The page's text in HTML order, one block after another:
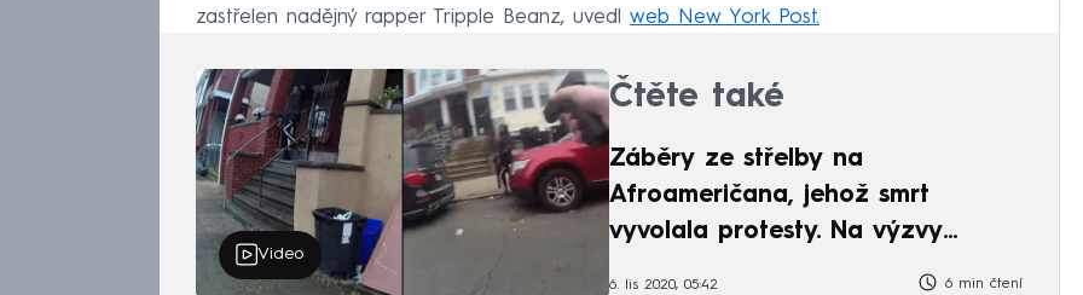
zastřelen nadějný rapper Tripple Beanz, uvedl web New York Post.
Video
Čtěte také
Záběry ze střelby na
Afroameričana, jehož smrt
vyvolala protesty. Na výzvy
6. lis 2020, 05:42 6 min čtení